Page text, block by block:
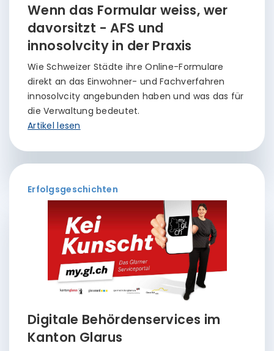
Wenn das Formular weiss, wer
davorsitzt - AFS und
innosolvcity in der Praxis
Wie Schweizer Städte ihre Online-Formulare
direkt an das Einwohner- und Fachverfahren
innosolvcity angebunden haben und was das für
die Verwaltung bedeutet.
Artikel lesen
Erfolgsgeschichten
Digitale Behördenservices im
Kanton Glarus